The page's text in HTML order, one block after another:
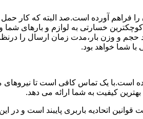
را فراهم آورده است.صد البته که کار
خسارتی به لوازم و بارهای
و وزن بار،مدت زمان ارسال را درنظر
با شما خواهد بود.
است.با یک تماس کافی است تا
کیفیت به شما ارائه می دهد.
اتحادیه باربری پایبند است و